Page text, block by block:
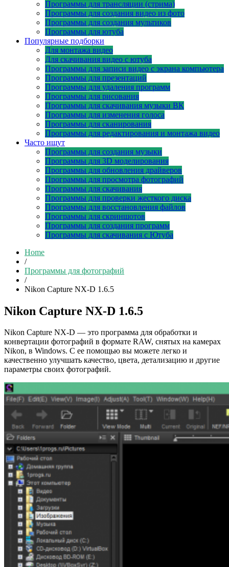
Программы для трансляции (стрима)
Программы для создания видео из фото
Программы для создания мультиков
Программы для ютуба
Популярные подборки
Для монтажа видео
Для скачивания видео с ютуба
Программы для записи видео с экрана компьютера
Программы для презентаций
Программы для удаления программ
Программы для рисования
Программы для скачивания музыки ВК
Программы для изменения голоса
Программы для сканирования
Программы для редактирования и монтажа видео
Часто ищут
Программы для создания музыки
Программы для 3D моделирования
Программы для обновления драйверов
Программы для просмотра фотографий
Программы для скачивания
Программы для проверки жесткого диска
Программы для восстановления файлов
Программы для скриншотов
Программы для создания программ
Программы для скачивания с Ютуба
Home
/
Программы для фотографий
/
Nikon Capture NX-D 1.6.5
Nikon Capture NX-D 1.6.5
Nikon Capture NX-D — это программа для обработки и
конвертации фотографий в формате RAW, снятых на камерах
Nikon, в Windows. С ее помощью вы можете легко и
качественно улучшать качество, цвета, детализацию и другие
параметры своих фотографий.